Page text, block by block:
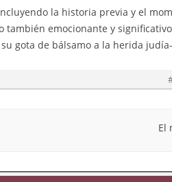
la historia previa y el
también emocionante y
gota de bálsamo a la herida
El